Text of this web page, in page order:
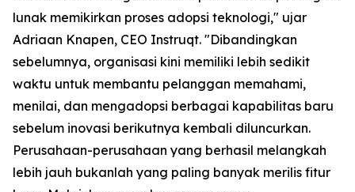
lunak memikirkan proses adopsi teknologi," ujar
Adriaan Knapen, CEO Instruqt. "Dibandingkan
sebelumnya, organisasi kini memiliki lebih sedikit
waktu untuk membantu pelanggan memahami,
menilai, dan mengadopsi berbagai kapabilitas baru
sebelum inovasi berikutnya kembali diluncurkan.
Perusahaan-perusahaan yang berhasil melangkah
lebih jauh bukanlah yang paling banyak merilis fitur